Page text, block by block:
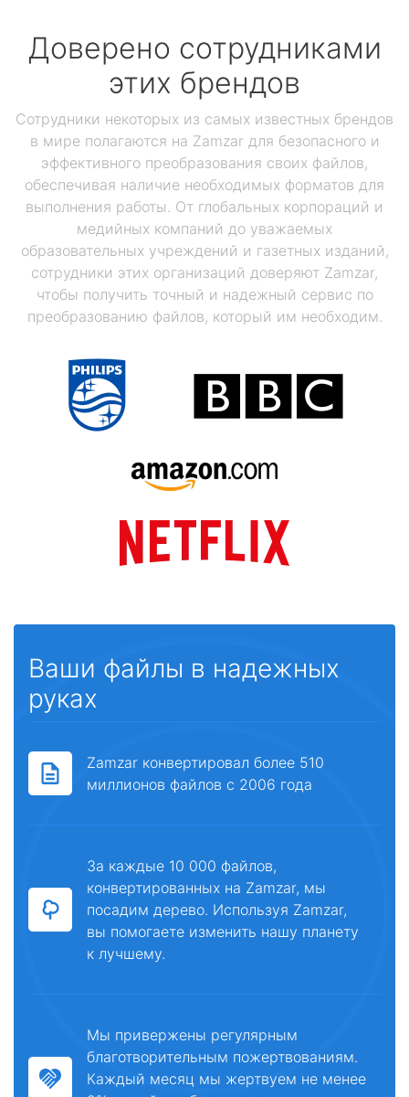
Доверено сотрудниками
этих брендов
Сотрудники некоторых из самых известных брендов
в мире полагаются на Zamzar для безопасного и
эффективного преобразования своих файлов,
обеспечивая наличие необходимых форматов для
выполнения работы. От глобальных корпораций и
медийных компаний до уважаемых
образовательных учреждений и газетных изданий,
сотрудники этих организаций доверяют Zamzar,
чтобы получить точный и надежный сервис по
преобразованию файлов, который им необходим.
Ваши файлы в надежных
руках
Zamzar конвертировал более 510
миллионов файлов с 2006 года
За каждые 10 000 файлов,
конвертированных на Zamzar, мы
посадим дерево. Используя Zamzar,
вы помогаете изменить нашу планету
к лучшему.
Мы привержены регулярным
благотворительным пожертвованиям.
Каждый месяц мы жертвуем не менее